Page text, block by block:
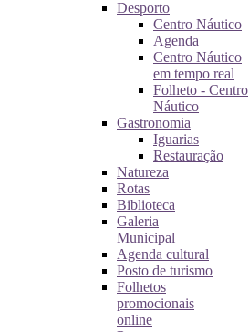
Desporto
Centro Náutico
Agenda
Centro Náutico
em tempo real
Folheto - Centro
Náutico
Gastronomia
Iguarias
Restauração
Natureza
Rotas
Biblioteca
Galeria
Municipal
Agenda cultural
Posto de turismo
Folhetos
promocionais
online